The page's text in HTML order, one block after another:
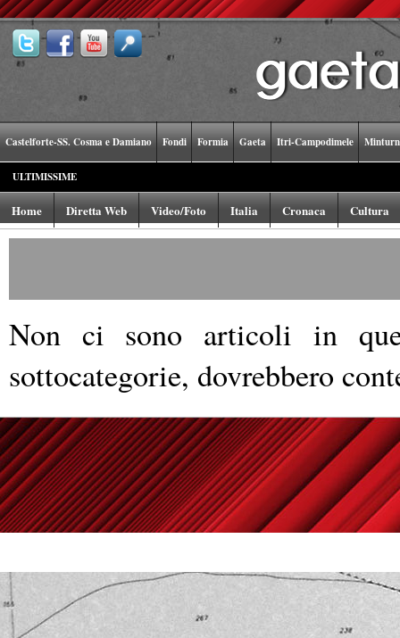
Castelforte-SS. Cosma e Damiano Fondi Formia Gaeta Itri-Campodimele
ULTIMISSIME
Home Diretta Web Video/Foto Italia Cronaca Cultura
Non ci sono articoli in
sottocategorie, dovrebbero